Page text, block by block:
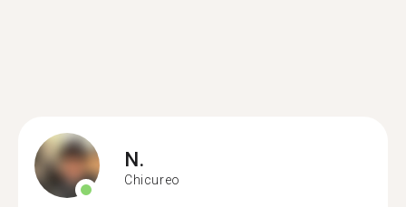
N.
Chicureo